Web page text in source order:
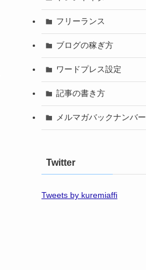
フリーランス
ブログの稼ぎ方
ワードプレス設定
記事の書き方
メルマガバックナンバー
Twitter
Tweets by kuremiaffi